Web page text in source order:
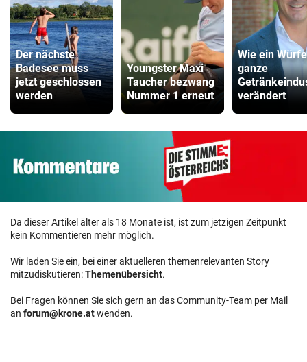
Der nächste
Badesee muss
jetzt geschlossen
werden
Youngster Maxi
Taucher bezwang
Nummer 1 erneut
Wie ein
ganze
verändert
Da dieser Artikel älter als 18 Monate ist, ist zum jetzigen Zeitpunkt
kein Kommentieren mehr möglich.
Wir laden Sie ein, bei einer aktuelleren themenrelevanten Story
mitzudiskutieren:Themenübersicht.
Bei Fragen können Sie sich gern an das Community-Team per Mail
an forum@krone.atwenden.